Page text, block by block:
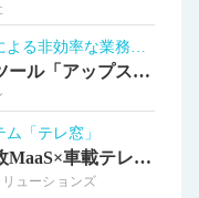
業務アプリ作成ツール「アップスイート」
「テレ窓」
米原市事例｜行政MaaS×車載テレビ窓口
ューションズ